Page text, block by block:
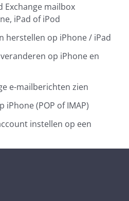
Exchange mailbox
iPad of iPod
herstellen op iPhone / iPad
op iPhone en
e-mailberichten zien
iPhone (POP of IMAP)
instellen op een